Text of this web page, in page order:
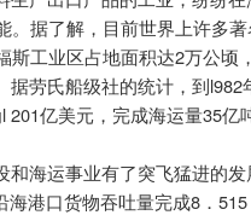
据了解，目前世界上许多
斯工业区占地面积达2万公顷
据劳氏船级社的统计，到 l982
l 201亿美元，完成海运量35亿
海运事业有了突飞猛进的
海港口货物吞吐量完成8 ．